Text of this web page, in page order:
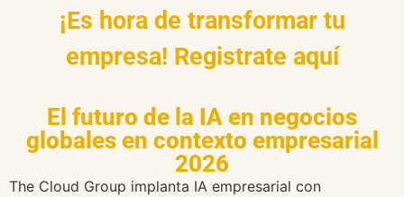
¡Es hora de transformar tu
empresa! Registrate aquí
El futuro de la IA en negocios
globales en contexto empresarial
2026
The Cloud Group implanta IA empresarial con